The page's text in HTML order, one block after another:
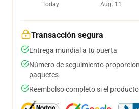
Today
Aug. 11
Transacción segura
Entrega mundial a tu puerta
Número de seguimiento
paquetes
Reembolso completo si el